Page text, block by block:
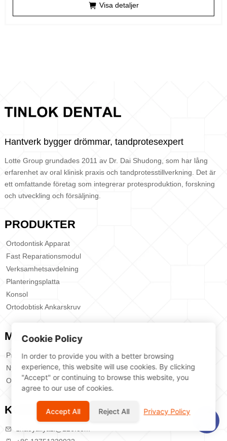
Visa detaljer
Hantverk bygger drömmar, tandprotesexpert
Lotte Group grundades 2011 av Dr. Dai Shudong, som har lång
erfarenhet av oral klinisk praxis och tandprotesstillverkning. Det är
ett omfattande företag som integrerar protesproduktion, forskning
och utveckling och försäljning.
PRODUKTER
Ortodontisk Apparat
Fast Reparationsmodul
Verksamhetsavdelning
Planteringsplatta
Konsol
Ortodobtisk Ankarskruv
MENY
Produkter
Nybörjare
Om Oss
KONTAKTA OSS
zhaoyaliyazi@126.com
Cookie Policy
In order to provide you with a better browsing
experience, this website will use cookies. By clicking
"Accept" or continuing to browse this website, you
agree to our use of cookies.
Accept All Reject All Privacy Policy